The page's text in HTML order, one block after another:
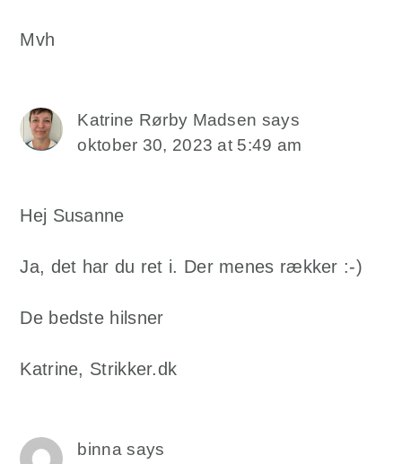
Mvh
Katrine Rørby Madsen says
oktober 30, 2023 at 5:49 am
Hej Susanne
Ja, det har du ret i. Der menes rækker :-)
De bedste hilsner
Katrine, Strikker.dk
binna says